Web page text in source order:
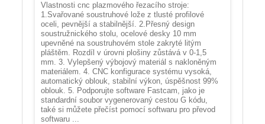
Vlastnosti cnc plazmového řezacího stroje:
1.Svařované soustruhové lože z tlusté profilové
oceli, pevnější a stabilnější. 2.Přesný design
soustružnického stolu, ocelové desky 10 mm
upevněné na soustruhovém stole zakryté litým
pláštěm. Rozdíl v úrovni plošiny zůstává v 0-1,5
mm. 3. Vylepšený výbojový materiál s nakloněným
materiálem. 4. CNC konfigurace systému vysoká,
automatický oblouk, stabilní výkon, úspěšnost 99%
oblouk. 5. Podporujte software Fastcam, jako je
standardní soubor vygenerovaný cestou G kódu,
také si můžete přečíst pomocí softwaru pro převod
softwaru ...